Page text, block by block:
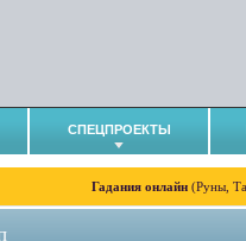
СПЕЦПРОЕКТЫ
Гадания онлайн (Руны,